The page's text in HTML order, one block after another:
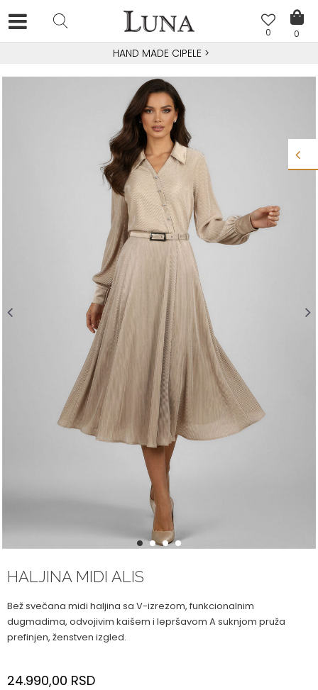
0
0
HAND MADE CIPELE >
1 2 3 4
HALJINA MIDI ALIS
Bež svečana midi haljina sa V-izrezom, funkcionalnim
dugmadima, odvojivim kaišem i lepršavom A suknjom pruža
prefinjen, ženstven izgled.
24.990,00 RSD